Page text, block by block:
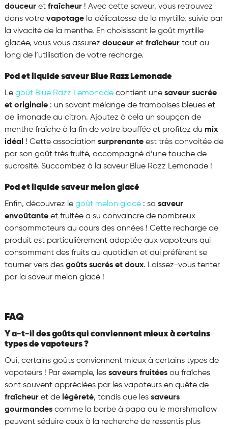
douceur et fraîcheur! Avec cette saveur, vous retrouvez
dans votre vapotagela délicatesse de la myrtille, suivie par
la vivacité de la menthe. En choisissant le goût myrtille
glacée, vous vous assurez douceur et fraîcheur tout au
long de l’utilisation de votre recharge.
Pod et liquide saveur Blue Razz Lemonade
Le goût Blue Razz Lemonadecontient une saveur sucrée
et originale: un savant mélange de framboises bleues et
de limonade au citron. Ajoutez à cela un soupçon de
menthe fraîche à la fin de votre bouffée et profitez du mix
idéal
! Cette association surprenante est très convoitée de
par son goût très fruité, accompagné d’une touche de
sucrosité. Succombez à la saveur Blue Razz Lemonade !
Pod et liquide saveur melon glacé
Enfin, découvrez le goût melon glacé: sa saveur
envoûtanteet fruitée a su convaincre de nombreux
consommateurs au cours des années ! Cette recharge de
produit est particulièrement adaptée aux vapoteurs qui
consomment des fruits au quotidien et qui préfèrent se
tourner vers des goûts sucrés et doux. Laissez-vous tenter
par la saveur melon glacé !
FAQ
Y a-t-il des goûts qui conviennent mieux à certains
types de vapoteurs ?
Oui, certains goûts conviennent mieux à certains types de
vapoteurs ! Par exemple, les saveurs fruitéesou fraîches
sont souvent appréciées par les vapoteurs en quête de
fraîcheur et de légèreté, tandis que les saveurs
gourmandescomme la barbe à papa ou le marshmallow
peuvent séduire ceux à la recherche de ressentis plus